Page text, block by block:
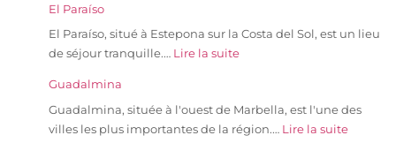
El Paraíso
El Paraíso, situé à Estepona sur la Costa del Sol, est un lieu
de séjour tranquille.… Lire la suite
Guadalmina
Guadalmina, située à l'ouest de Marbella, est l'une des
villes les plus importantes de la région.… Lire la suite